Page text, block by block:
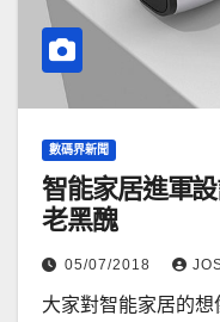
數碼界新聞
智能家居進軍
老黑醜
05/07/2018
大家對智能家居的